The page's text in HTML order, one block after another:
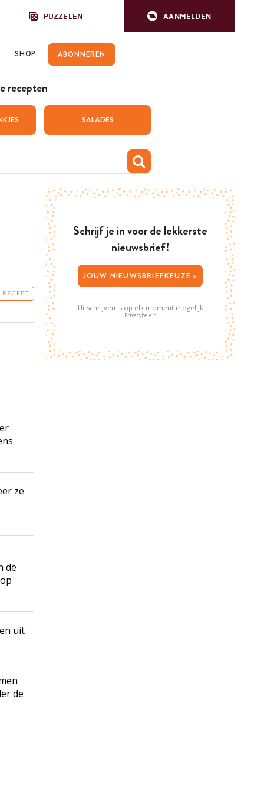
PUZZELEN AANMELDEN
SHOP ABONNEREN
recepten
SALADES
ze
de
uit
de
Schrijf je in voor de lekkerste
nieuwsbrief!
JOUW NIEUWSBRIEFKEUZE >
Uitschrijven is op elk moment mogelijk
Privacybeleid